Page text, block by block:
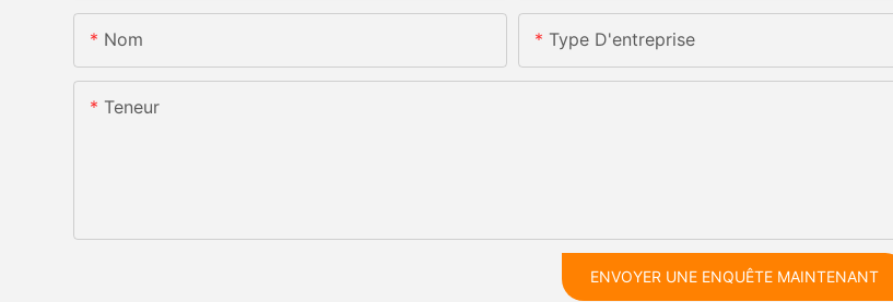
Nom Type D'entreprise
Teneur
ENVOYER UNE ENQUÊTE MAINTENANT